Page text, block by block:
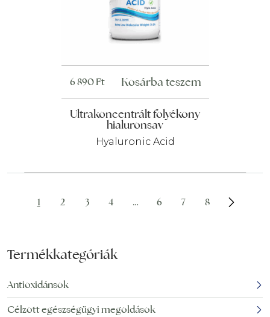
Ultrakoncentrált folyékony
hialuronsav
Hyaluronic Acid
6 890Ft Kosárba teszem
1 2 3 4 … 6 7 8
Termékkategóriák
Antioxidánsok
Célzott egészségügyi megoldások